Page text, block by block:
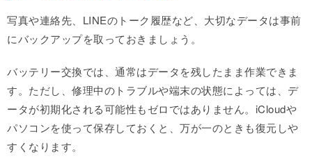
写真や連絡先、LINEのトーク履歴など、大切なデータは事前
にバックアップを取っておきましょう。
バッテリー交換では、通常はデータを残したまま作業できま
す。ただし、修理中のトラブルや端末の状態によっては、デ
ータが初期化される可能性もゼロではありません。iCloudや
パソコンを使って保存しておくと、万が一のときも復元しや
すくなります。